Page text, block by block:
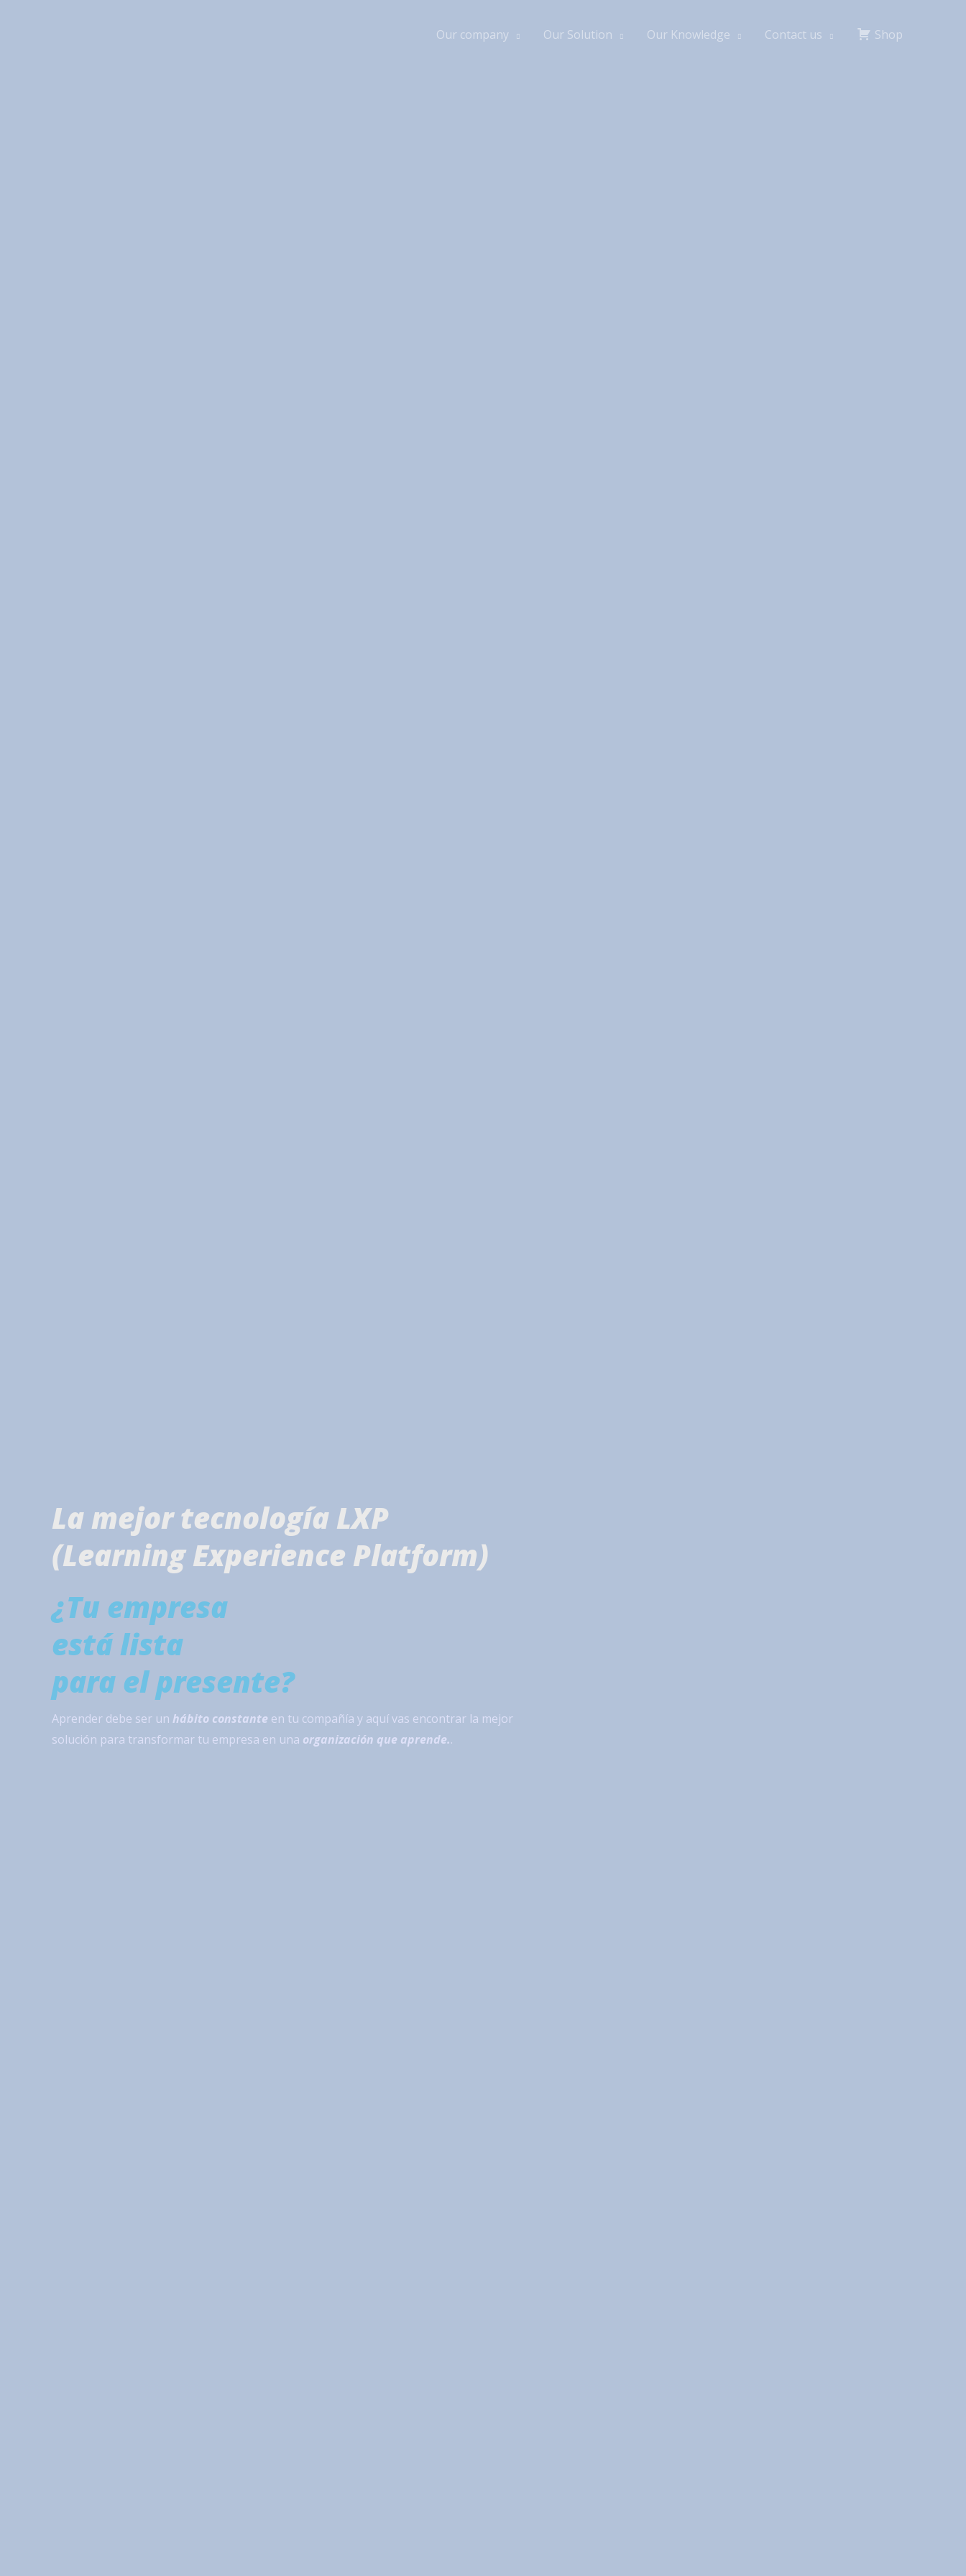
Our company Our Solution Our Knowledge Contact us Shop
La mejor tecnología LXP
(Learning Experience Platform)
¿Tu empresa
está lista
para el presente?
Aprender debe ser un hábito constante en tu compañía y aquí vas encontrar la mejor
solución para transformar tu empresa en una organización que aprende..